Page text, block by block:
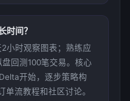
时间？
小时观察图表；熟练应
回测100笔交易。核心
开始，逐步策略构
单流教程和社区讨论。